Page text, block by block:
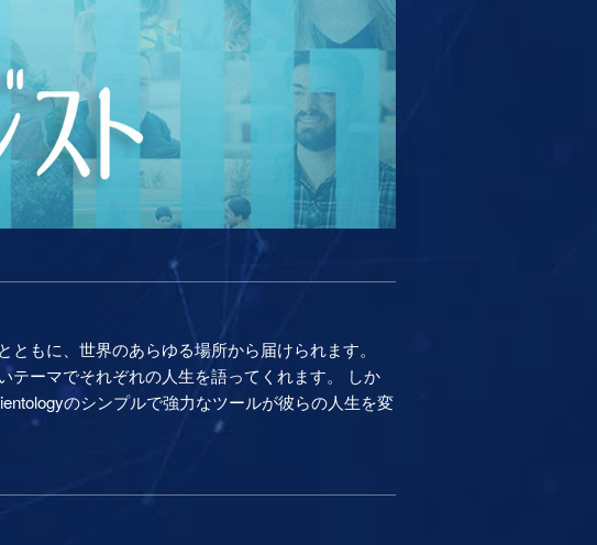
もに、世界のあらゆる場所から届けられます。
テーマでそれぞれの人生を語ってくれます。 しか
のシンプルで強力なツールが彼らの人生を変